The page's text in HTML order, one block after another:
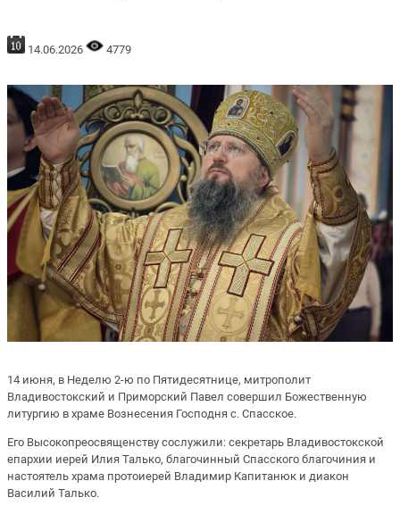
14.06.2026 4779
14 июня, в Неделю 2-ю по Пятидесятнице, митрополит
Владивостокский и Приморский Павел совершил Божественную
литургию в храме Вознесения Господня с. Спасское.
Его Высокопреосвященству сослужили: секретарь Владивостокской
епархии иерей Илия Талько, благочинный Спасского благочиния и
настоятель храма протоиерей Владимир Капитанюк и диакон
Василий Талько.